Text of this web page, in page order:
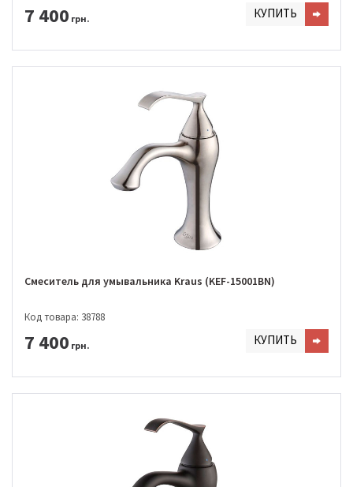
7 400 грн. КУПИТЬ
Смеситель для умывальника Kraus (KEF-15001BN)
Код товара: 38788
7 400 грн. КУПИТЬ